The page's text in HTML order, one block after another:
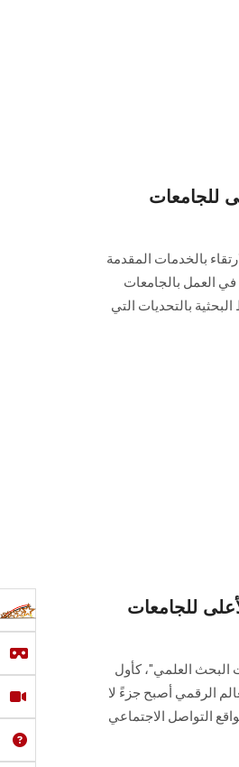
للجامعات
بالخدمات المقدمة
في العمل بالجامعات
بالتحديات التي
للجامعات
البحث العلمي"، كأول
الرقمي أصبح جزءً لا
التواصل الاجتماعي